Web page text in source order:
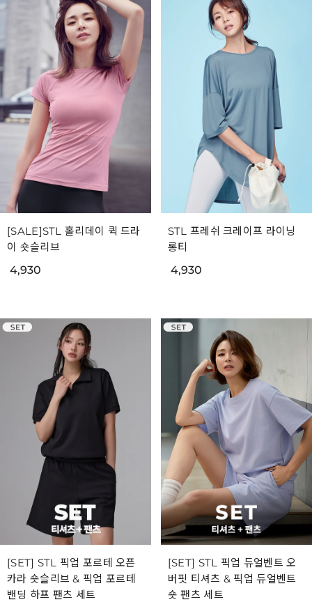
[SALE]STL 홀리데이 퀵 드라
이 숏슬리브
4,930
STL 프레쉬 크레이프 라이닝
롱티
4,930
[SET] STL 픽업 포르테 오픈
카라 숏슬리브 & 픽업 포르테
밴딩 하프 팬츠 세트
[SET] STL 픽업 듀얼벤트 오
버핏 티셔츠 & 픽업 듀얼벤트
숏 팬츠 세트